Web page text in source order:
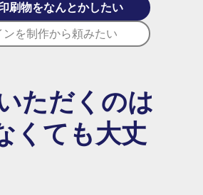
刷物をなんとかしたい
ンを制作から頼みたい
ただくのは
くても大丈